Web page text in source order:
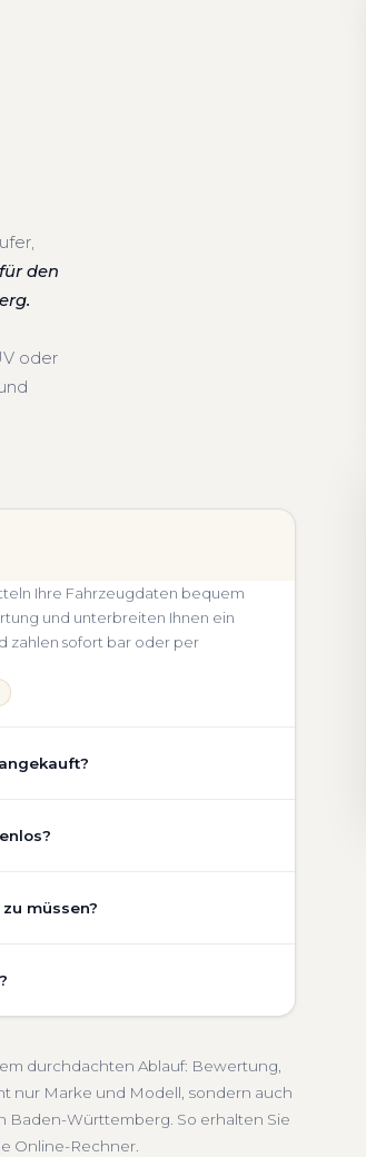
den
oder
Ihre Fahrzeugdaten bequem
und unterbreiten Ihnen ein
zahlen sofort bar oder per
fließt transparent in unsere
BewertungMarktlage. So erhalten Sie
müssen?
und Umgebung. Auch nicht
bis zur Abmeldung. Über
durchdachten Ablauf: Bewertung,
nur Marke und Modell, sondern auch
Baden-Württemberg. So erhalten Sie
Online-Rechner.